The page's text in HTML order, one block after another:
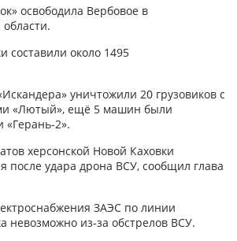
освободила Вербовое в
составили около 1495
уничтожили 20 грузовиков с
«Лютый», ещё 5 машин были
2».
херсонской Новой Каховки
после удара дрона ВСУ, сообщил глава
ЗАЭС по линии
невозможно из-за обстрелов ВСУ.